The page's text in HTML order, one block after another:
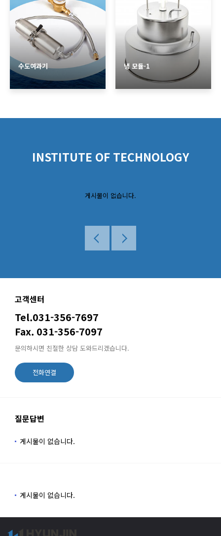
수도여과기 냉 모듈-1
INSTITUTE OF TECHNOLOGY
게시물이 없습니다.
고객센터
Tel.031-356-7697
Fax. 031-356-7097
문의하시면 친절한 상담 도와드리겠습니다.
전화연결
질문답변
게시물이 없습니다.
게시물이 없습니다.